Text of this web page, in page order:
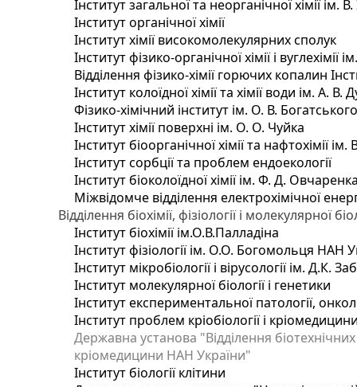
Інститут загальної та неорганічної хімії ім.
Інститут органічної хімії
Інститут хімії високомолекулярних сполук
Інститут фізико-органічної хімії і
Відділення фізико-хімії горючих копалин
Інститут колоїдної хімії та хімії води ім. А.
Фізико-хімічний інститут ім. О. В.
Інститут хімії поверхні ім. О. О. Чуйка
Інститут біоорганічної хімії та нафтохімії
Інститут сорбції та проблем ендоекології
Інститут біоколоїдної хімії ім. Ф. Д.
Міжвідомче відділення електрохімічної
Відділення біохімії, фізіології і молекулярної
Інститут біохімії ім.О.В.Палладіна
Інститут фізіології ім. О.О. Богомольця НАН
Інститут мікробіології і вірусології ім. Д.К.
Інститут молекулярної біології і генетики
Інститут експериментальної патології,
Інститут проблем кріобіології і
Державна установа "Відділення
кріомедицини НАН України"
Інститут біології клітини